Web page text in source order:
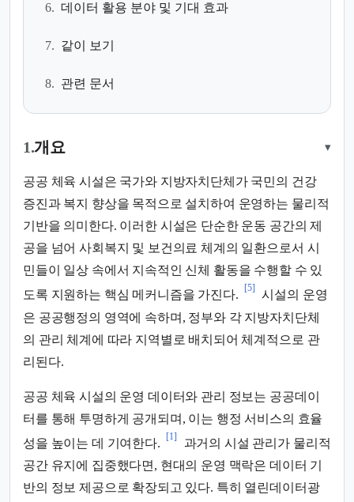
6. 데이터 활용 분야 및 기대 효과
7. 같이 보기
8. 관련 문서
1.개요 ▾
공공 체육 시설은 국가와 지방자치단체가 국민의 건강
증진과 복지 향상을 목적으로 설치하여 운영하는 물리적
기반을 의미한다. 이러한 시설은 단순한 운동 공간의 제
공을 넘어 사회복지 및 보건의료 체계의 일환으로서 시
민들이 일상 속에서 지속적인 신체 활동을 수행할 수 있
도록 지원하는 핵심 메커니즘을 가진다.
[5]
시설의 운영
은 공공행정의 영역에 속하며, 정부와 각 지방자치단체
의 관리 체계에 따라 지역별로 배치되어 체계적으로 관
리된다.
공공 체육 시설의 운영 데이터와 관리 정보는 공공데이
터를 통해 투명하게 공개되며, 이는 행정 서비스의 효율
성을 높이는 데 기여한다.
[1]
과거의 시설 관리가 물리적
공간 유지에 집중했다면, 현대의 운영 맥락은 데이터 기
반의 정보 제공으로 확장되고 있다. 특히 열린데이터광